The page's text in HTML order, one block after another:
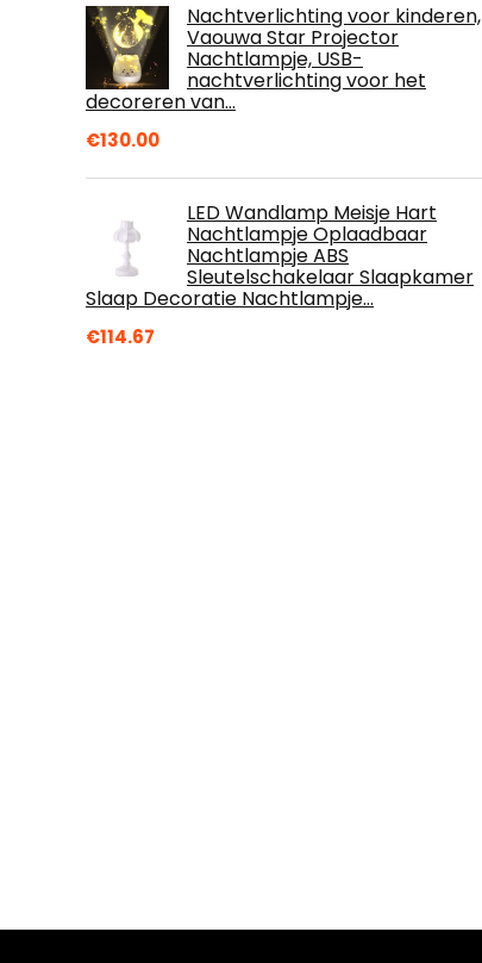
Nachtverlichting voor kinderen,
Vaouwa Star Projector
Nachtlampje, USB-
nachtverlichting voor het
decoreren van…
€130.00
LED Wandlamp Meisje Hart
Nachtlampje Oplaadbaar
Nachtlampje ABS
Sleutelschakelaar Slaapkamer
Slaap Decoratie Nachtlampje…
€114.67